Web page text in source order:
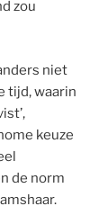
zou
niet
tijd, waarin
keuze
de norm